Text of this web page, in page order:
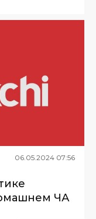
06.05.2024 07:56
ЧА